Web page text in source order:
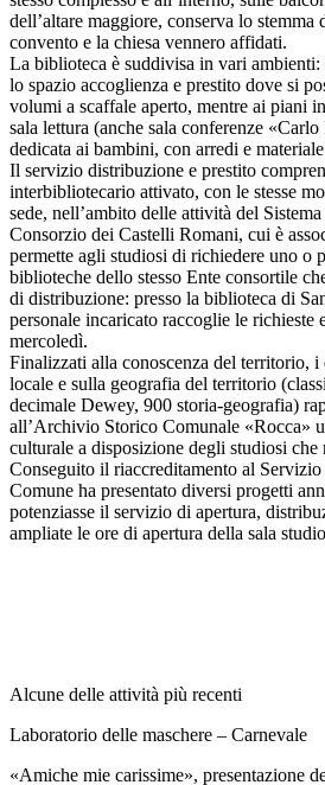
dell’altare maggiore, conserva lo
convento e la chiesa vennero affidati.
La biblioteca è suddivisa in vari
lo spazio accoglienza e prestito dove si
volumi a scaffale aperto, mentre ai piani
sala lettura (anche sala conferenze
dedicata ai bambini, con arredi e
Il servizio distribuzione e prestito
interbibliotecario attivato, con le stesse
sede, nell’ambito delle attività del
Consorzio dei Castelli Romani, cui è
permette agli studiosi di richiedere uno o
biblioteche dello stesso Ente consortile
di distribuzione: presso la biblioteca di
personale incaricato raccoglie le richieste
mercoledì.
Finalizzati alla conoscenza del territorio,
locale e sulla geografia del territorio
decimale Dewey, 900 storia-geografia)
all’Archivio Storico Comunale «Rocca»
culturale a disposizione degli studiosi che
Conseguito il riaccreditamento al
Comune ha presentato diversi progetti
potenziasse il servizio di apertura,
ampliate le ore di apertura della sala
Alcune delle attività più recenti
Laboratorio delle maschere – Carnevale
«Amiche mie carissime», presentazione